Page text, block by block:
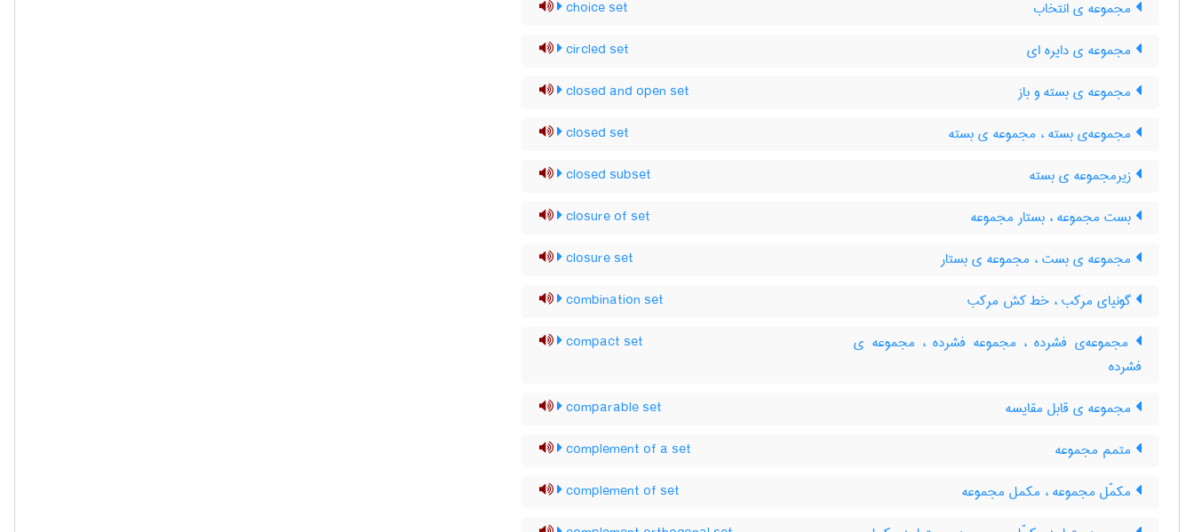
مجموعه ی انتخاب choice set
مجموعه ی دایره ای circled set
مجموعه ی بسته و باز closed and open set
مجموعه‌ی بسته ، مجموعه ی بسته closed set
زیرمجموعه ی بسته closed subset
بست مجموعه ، بستار مجموعه closure of set
مجموعه ی بست ، مجموعه ی بستار closure set
گونیای مرکب ، خط کش مرکب combination set
مجموعه‌ی فشرده ، مجموعه فشرده ، مجموعه ی
فشرده
compact set
مجموعه ی قابل مقایسه comparable set
متمم مجموعه complement of a set
مکمّل مجموعه ، مکمل مجموعه complement of set